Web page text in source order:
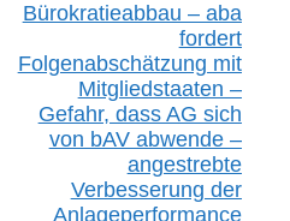
Bürokratieabbau – aba
fordert
Folgenabschätzung mit
Mitgliedstaaten –
Gefahr, dass AG sich
von bAV abwende –
angestrebte
Verbesserung der
Anlageperformance